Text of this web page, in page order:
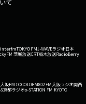
て
interfmTOKYO FMJ-WAVEラジオ日本
茨城放送CRT栃木放送RadioBerry
阪FM COCOLOFM802FM大阪ラジオ関西
京都ラジオα-STATION FM KYOTO